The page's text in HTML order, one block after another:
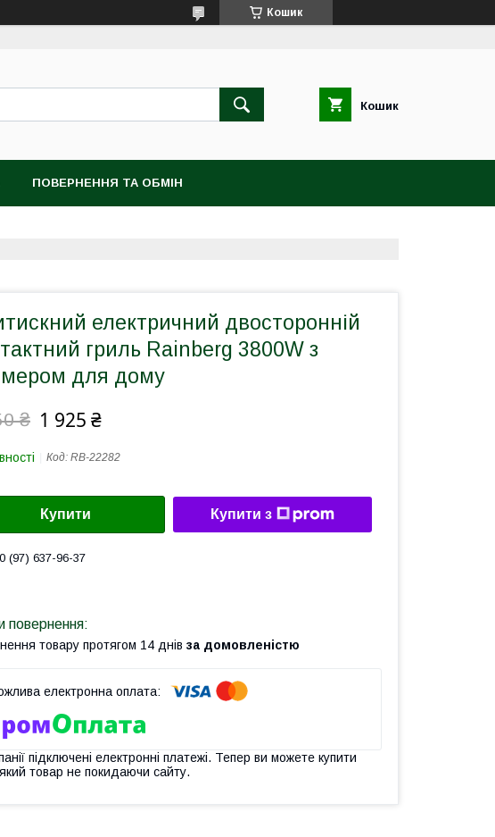
Кошик
Кошик
ПОВЕРНЕННЯ ТА ОБМIН
електричний двосторонній
гриль Rainberg 3800W з
для дому
₴ 1 925 ₴
Код: RB-22282
Купити Купити з
(97) 637-96-37
товару протягом 14 днів за домовленістю
підключені електронні платежі. Тепер ви можете купити
товар не покидаючи сайту.